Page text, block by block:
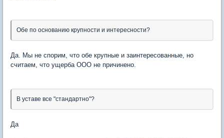
Обе по основанию крупности и интересности?
Да. Мы не спорим, что обе крупные и заинтересованные, но
считаем, что ущерба ООО не причинено.
В уставе все "стандартно"?
Да